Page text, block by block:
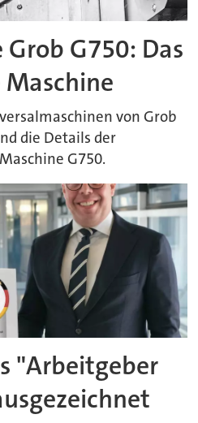
G750: Das
von Grob
die Details der
G750.
"Arbeitgeber